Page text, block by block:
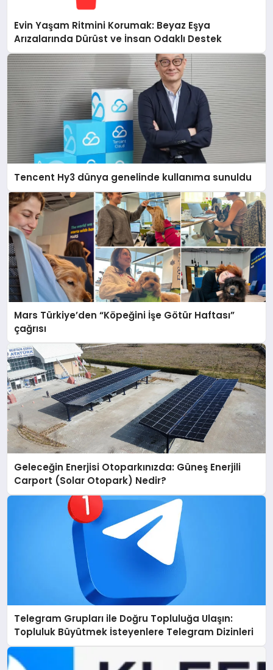
Evin Yaşam Ritmini Korumak: Beyaz Eşya
Arızalarında Dürüst ve İnsan Odaklı Destek
Tencent Hy3 dünya genelinde kullanıma sunuldu
Mars Türkiye’den “Köpeğini İşe Götür Haftası”
çağrısı
Geleceğin Enerjisi Otoparkınızda: Güneş Enerjili
Carport (Solar Otopark) Nedir?
Telegram Grupları ile Doğru Topluluğa Ulaşın:
Topluluk Büyütmek İsteyenlere Telegram Dizinleri